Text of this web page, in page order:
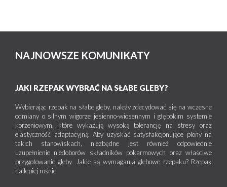
NAJNOWSZE KOMUNIKATY
JAKI RZEPAK WYBRAĆ NA SŁABE GLEBY?
Wybierając rzepak na słabe gleby, należy zdecydować się na wczesne
odmiany o silnym wigorze jesienno-wiosennym i głębokim systemie
korzeniowym, które wykazują wysoką tolerancję na stresy oraz
elastyczność adaptacyjną. Aby uzyskać satysfakcjonujące plony na
takich stanowiskach, niezbędne jest również odpowiednie
uzupełnienie niedoborów składników pokarmowych oraz właściwe
przygotowanie gleby. Jakie są wymagania glebowe rzepaku? Rzepak
najlepiej rośnie